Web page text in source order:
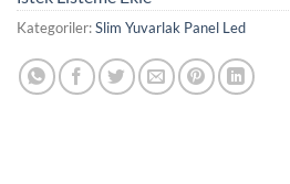
Kategoriler:Slim Yuvarlak Panel Led